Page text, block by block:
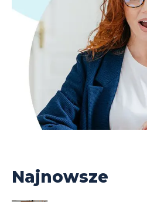
Najnowsze